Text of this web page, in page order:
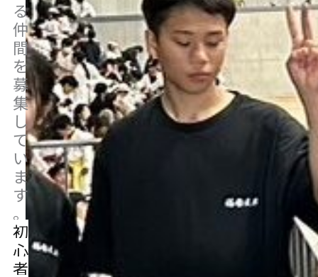
る
仲
間
を
募
集
し
て
い
ま
す
。
初
心
者